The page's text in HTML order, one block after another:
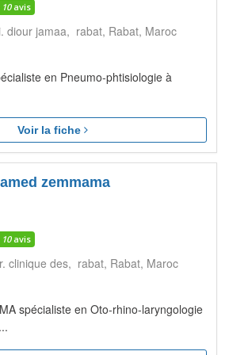
10avis
diour jamaa, rabat Rabat Maroc
en Pneumo-phtisiologie à
Voir la fiche
zemmama
10avis
clinique des, rabat Rabat Maroc
spécialiste en Oto-rhino-laryngologie